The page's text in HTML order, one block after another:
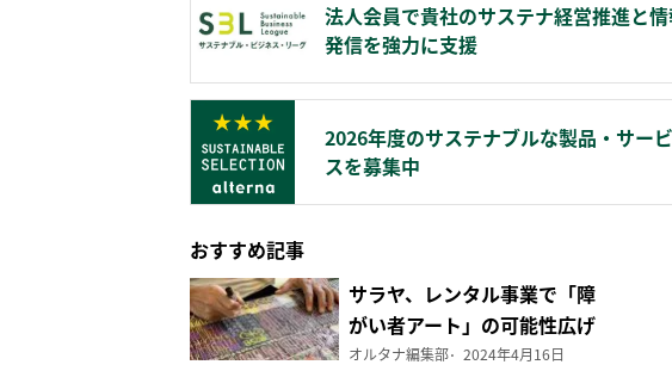
法人会員で貴社のサステナ経営推進と
発信を強力に支援
2026年度のサステナブルな製品・サービ
スを募集中
おすすめ記事
サラヤ、レンタル事業で「障
がい者アート」の可能性広げ
る
オルタナ編集部 2024年4月16日